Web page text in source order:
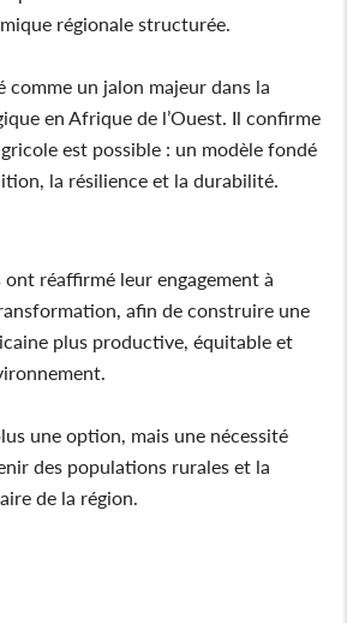
régionale structurée.
comme un jalon majeur dans la
en Afrique de l’Ouest. Il confirme
est possible : un modèle fondé
la résilience et la durabilité.
réaffirmé leur engagement à
afin de construire une
plus productive, équitable et
une option, mais une nécessité
des populations rurales et la
de la région.